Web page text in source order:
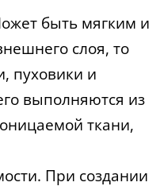
быть мягким и
слоя, то
пуховики и
выполняются из
ткани,
При создании